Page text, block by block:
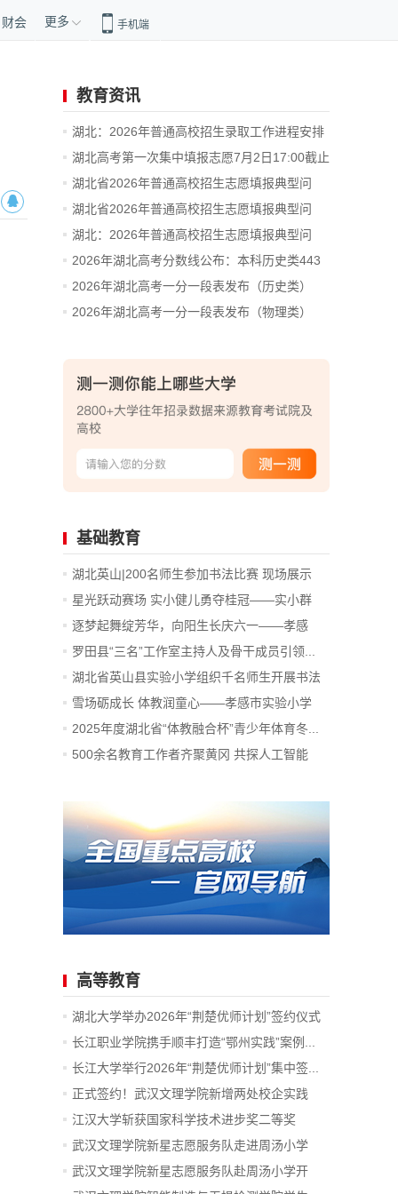
财会 更多 手机端
教育资讯
湖北：2026年普通高校招生录取工作进程安排
湖北高考第一次集中填报志愿7月2日17:00截止
湖北省2026年普通高校招生志愿填报典型问
题...
湖北省2026年普通高校招生志愿填报典型问
题...
湖北：2026年普通高校招生志愿填报典型问
题...
2026年湖北高考分数线公布：本科历史类443
分...
2026年湖北高考一分一段表发布（历史类）
2026年湖北高考一分一段表发布（物理类）
基础教育
湖北英山|200名师生参加书法比赛 现场展示
评...
星光跃动赛场 实小健儿勇夺桂冠——实小群
星...
逐梦起舞绽芳华，向阳生长庆六一——孝感
市...
罗田县“三名”工作室主持人及骨干成员引领...
湖北省英山县实验小学组织千名师生开展书法
比赛
雪场砺成长 体教润童心——孝感市实验小学
学...
2025年度湖北省“体教融合杯”青少年体育冬...
500余名教育工作者齐聚黄冈 共探人工智能
高等教育
湖北大学举办2026年“荆楚优师计划”签约仪式
长江职业学院携手顺丰打造“鄂州实践”案例...
长江大学举行2026年“荆楚优师计划”集中签...
正式签约！武汉文理学院新增两处校企实践
教...
江汉大学斩获国家科学技术进步奖二等奖
武汉文理学院新星志愿服务队走进周汤小学
开...
武汉文理学院新星志愿服务队赴周汤小学开